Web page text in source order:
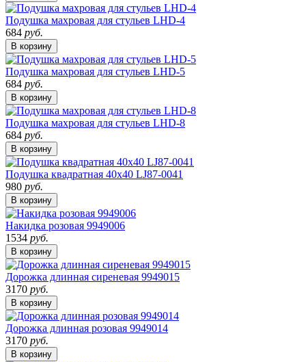
Подушка махровая для стульев LHD-4
684 руб.
В корзину
Подушка махровая для стульев LHD-5
684 руб.
В корзину
Подушка махровая для стульев LHD-8
684 руб.
В корзину
Подушка квадратная 40х40 LJ87-0041
980 руб.
В корзину
Накидка розовая 9949006
1534 руб.
В корзину
Дорожка длинная сиреневая 9949015
3170 руб.
В корзину
Дорожка длинная розовая 9949014
3170 руб.
В корзину